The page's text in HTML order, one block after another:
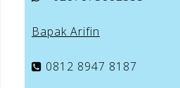
Bapak Arifin
0812 8947 8187